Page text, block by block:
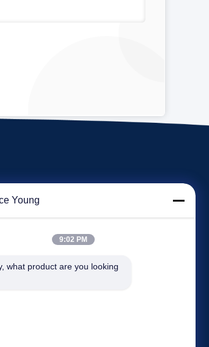
Young
9:02 PM
what product are you looking